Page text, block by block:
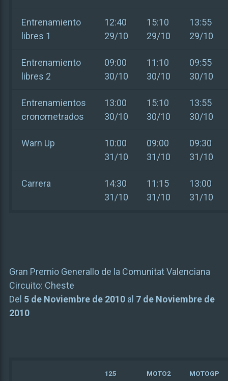
Entrenamiento
libres 1
12:40
29/10
15:10
29/10
13:55
29/10
Entrenamiento
libres 2
09:00
30/10
11:10
30/10
09:55
30/10
Entrenamientos
cronometrados
13:00
30/10
15:10
30/10
13:55
30/10
Warn Up
10:00
31/10
09:00
31/10
09:30
31/10
Carrera
14:30
31/10
11:15
31/10
13:00
31/10
Gran Premio Generallo de la Comunitat Valenciana
Circuito: Cheste
Del 5 de Noviembre de 2010al 7 de Noviembre de
2010
125 MOTO2 MOTOGP